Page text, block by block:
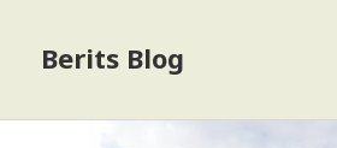
Berits Blog